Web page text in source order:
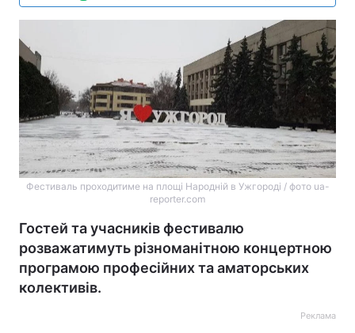
Фестиваль проходитиме на площі Народній в Ужгороді / фото ua-
reporter.com
Гостей та учасників фестивалю
розважатимуть різноманітною концертною
програмою професійних та аматорських
колективів.
Реклама